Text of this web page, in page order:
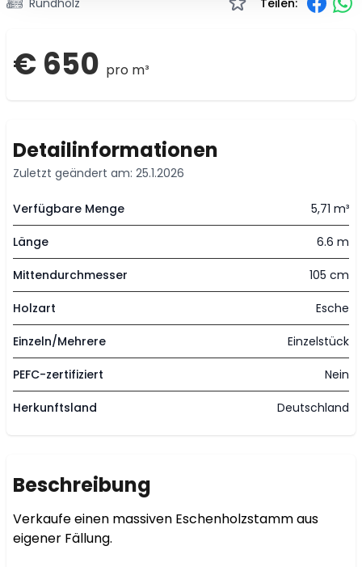
Rundholz Teilen:
€ 650 pro m³
Detailinformationen
Zuletzt geändert am: 25.1.2026
Verfügbare Menge 5,71 m³
Länge 6.6 m
Mittendurchmesser 105 cm
Holzart Esche
Einzeln/Mehrere Einzelstück
PEFC-zertifiziert Nein
Herkunftsland Deutschland
Beschreibung
Verkaufe einen massiven Eschenholzstamm aus
eigener Fällung.